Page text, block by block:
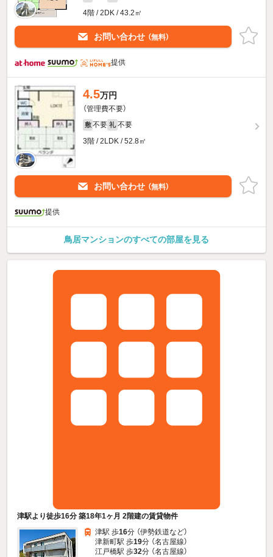
4階 / 2DK / 43.2㎡
お問い合わせ （無料）
提供
4.5万円
（管理費不要）
敷 不要 礼 不要
3階 / 2LDK / 52.8㎡
お問い合わせ （無料）
提供
鳥居マンションのすべての部屋を見る
津駅より徒歩16分 築18年1ヶ月 2階建の賃貸物件
津駅 歩16分 （伊勢鉄道など）
津新町駅 歩19分 （名古屋線）
江戸橋駅 歩32分 （名古屋線）